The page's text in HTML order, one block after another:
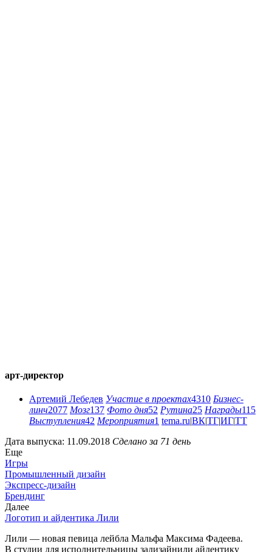
арт-директор
Артемий Лебедев Участие в проектах4310 Бизнес-
линч2077 Мозг137 Фото дня52 Рутина25 Награды115
Выступления42 Мероприятия1 tema.ru|ВК|ТГ|ИГ|ТТ
Дата выпуска: 11.09.2018 Сделано за 71 день
Еще
Игры
Промышленный дизайн
Экспресс-дизайн
Брендинг
Далее
Логотип и айдентика Лили
Лили — новая певица лейбла Мальфа Максима Фадеева.
В студии для исполнительницы задизайнили айдентику